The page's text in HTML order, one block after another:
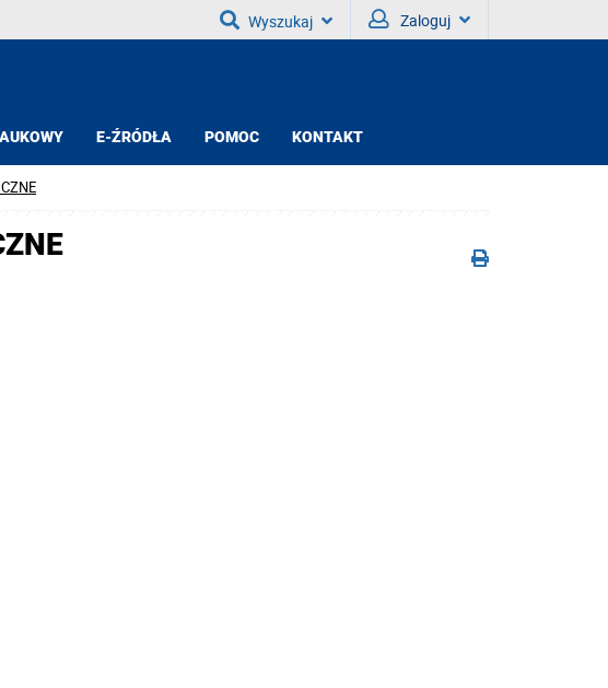
Wyszukaj Zaloguj
E-ŹRÓDŁA POMOC KONTAKT